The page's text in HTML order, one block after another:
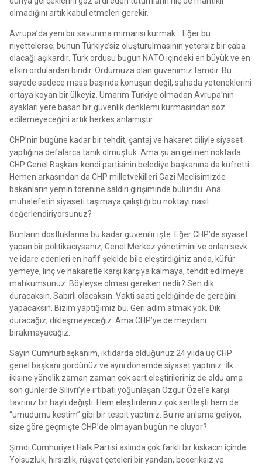
olmadığını artık kabul etmeleri gerekir.
Avrupa’da yeni bir savunma mimarisi kurmak… Eğer bu
niyettelerse, bunun Türkiye’siz oluşturulmasının yetersiz bir çaba
olacağı aşikardır. Türk ordusu bugün NATO içindeki en büyük ve en
etkin ordulardan biridir. Ordumuza olan güvenimiz tamdır. Bu
sayede sadece masa başında konuşan değil, sahada yeteneklerini
ortaya koyan bir ülkeyiz. Umarım Türkiye olmadan Avrupa’nın
ayakları yere basan bir güvenlik denklemi kurmasından söz
edilemeyeceğini artık herkes anlamıştır.
CHP’nin bugüne kadar bir tehdit, şantaj ve hakaret diliyle siyaset
yaptığına defalarca tanık olmuştuk. Ama şu an gelinen noktada
CHP Genel Başkanı kendi partisinin belediye başkanına da küfretti.
Hemen arkasından da CHP milletvekilleri Gazi Meclisimizde
bakanların yemin törenine saldırı girişiminde bulundu. Ana
muhalefetin siyaseti taşımaya çalıştığı bu noktayı nasıl
değerlendiriyorsunuz?
Bunların dostluklarına bu kadar güvenilir işte. Eğer CHP’de siyaset
yapan bir politikacıysanız, Genel Merkez yönetimini ve onları sevk
ve idare edenleri en hafif şekilde bile eleştirdiğiniz anda, küfür
yemeye, linç ve hakaretle karşı karşıya kalmaya, tehdit edilmeye
mahkumsunuz. Böyleyse olması gereken nedir? Sen dik
duracaksın. Sabırlı olacaksın. Vakti saati geldiğinde de gereğini
yapacaksın. Bizim yaptığımız bu. Geri adım atmak yok. Dik
duracağız, dikleşmeyeceğiz. Ama CHP’ye de meydanı
bırakmayacağız.
Sayın Cumhurbaşkanım, iktidarda olduğunuz 24 yılda üç CHP
genel başkanı gördünüz ve aynı dönemde siyaset yaptınız. İlk
ikisine yönelik zaman zaman çok sert eleştirileriniz de oldu ama
son günlerde Silivri’yle irtibatı yoğunlaşan Özgür Özel’e karşı
tavrınız bir hayli değişti. Hem eleştirileriniz çok sertleşti hem de
“umudumu kestim” gibi bir tespit yaptınız. Bu ne anlama geliyor,
size göre geçmişte CHP’de olmayan bugün ne oluyor?
Şimdi Cumhuriyet Halk Partisi aslında çok farklı bir kıskacın içinde.
Yolsuzluk, hırsızlık, rüşvet çeteleri bir yandan, beceriksiz ve